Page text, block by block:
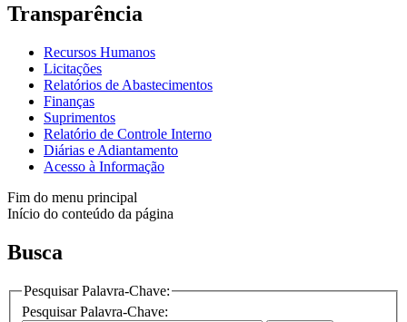
Transparência
Recursos Humanos
Licitações
Relatórios de Abastecimentos
Finanças
Suprimentos
Relatório de Controle Interno
Diárias e Adiantamento
Acesso à Informação
Fim do menu principal
Início do conteúdo da página
Busca
Pesquisar Palavra-Chave:
Pesquisar Palavra-Chave: